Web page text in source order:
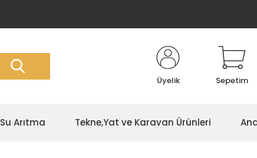
Üyelik Sepetim
Su Arıtma Tekne,Yat ve Karavan Ürünleri